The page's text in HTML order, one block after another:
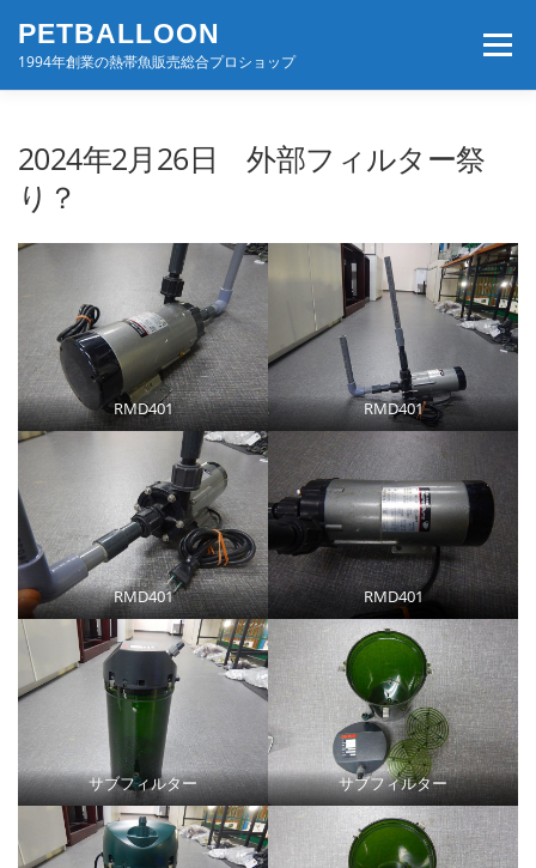
PETBALLOON
1994年創業の熱帯魚販売総合プロショップ
メニュー
2024年2月26日 外部フィルター祭
り？
RMD401 RMD401
RMD401 RMD401
サブフィルター サブフィルター